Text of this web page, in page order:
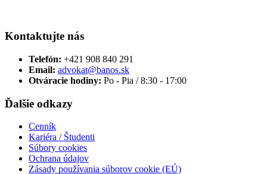
Kontaktujte nás
Telefón: +421 908 840 291
Email: advokat@banos.sk
Otváracie hodiny: Po - Pia / 8:30 - 17:00
Ďalšie odkazy
Cenník
Kariéra / Študenti
Súbory cookies
Ochrana údajov
Zásady používania súborov cookie (EÚ)